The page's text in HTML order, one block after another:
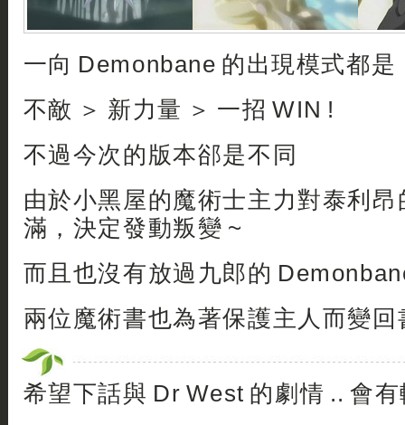
一向 Demonbane 的出現模式都是
不敵 ＞ 新力量 ＞ 一招 WIN !
不過今次的版本郤是不同
由於小黑屋的魔術士主力對泰利
滿，決定發動叛變 ~
而且也沒有放過九郎的
兩位魔術書也為著保護主人而變
希望下話與 Dr West 的劇情 .. 會